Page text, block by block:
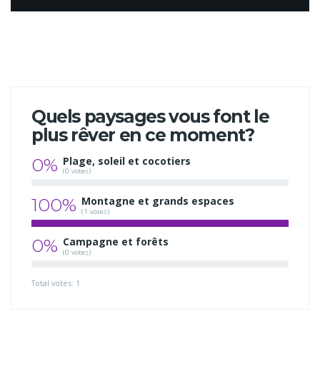
Quels paysages vous font le
plus rêver en ce moment?
0% Plage, soleil et cocotiers
(0 votes)
100% Montagne et grands espaces
(1 votes)
0% Campagne et forêts
(0 votes)
Total votes: 1